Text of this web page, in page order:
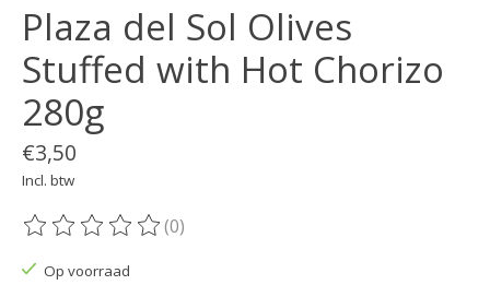
Plaza del Sol Olives
Stuffed with Hot Chorizo
280g
€3,50
Incl. btw
De beoordeling van dit product is
(0)
Op voorraad